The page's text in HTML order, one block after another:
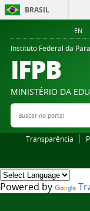
BRASIL
EN
Instituto Federal da
IFPB
MINISTÉRIO DA
Buscar no portal
Transparência
Powered by